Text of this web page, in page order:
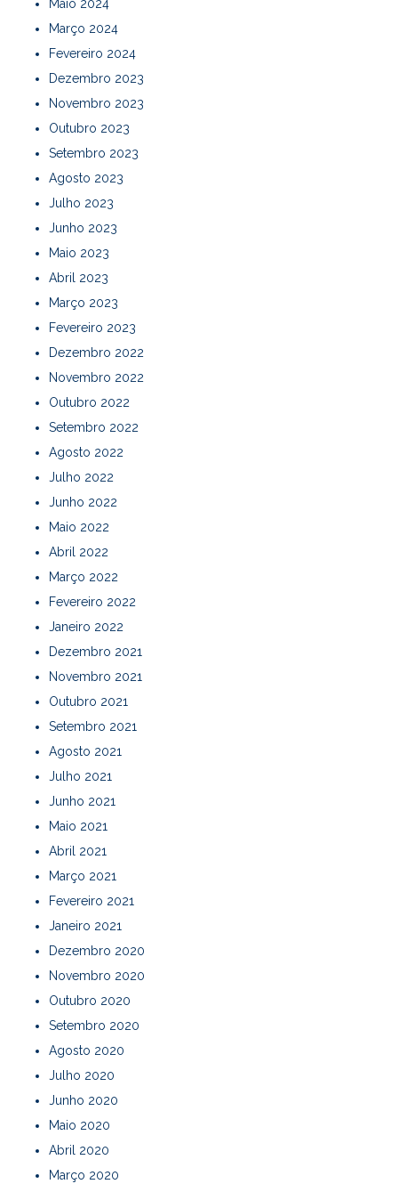
Maio 2024
Março 2024
Fevereiro 2024
Dezembro 2023
Novembro 2023
Outubro 2023
Setembro 2023
Agosto 2023
Julho 2023
Junho 2023
Maio 2023
Abril 2023
Março 2023
Fevereiro 2023
Dezembro 2022
Novembro 2022
Outubro 2022
Setembro 2022
Agosto 2022
Julho 2022
Junho 2022
Maio 2022
Abril 2022
Março 2022
Fevereiro 2022
Janeiro 2022
Dezembro 2021
Novembro 2021
Outubro 2021
Setembro 2021
Agosto 2021
Julho 2021
Junho 2021
Maio 2021
Abril 2021
Março 2021
Fevereiro 2021
Janeiro 2021
Dezembro 2020
Novembro 2020
Outubro 2020
Setembro 2020
Agosto 2020
Julho 2020
Junho 2020
Maio 2020
Abril 2020
Março 2020